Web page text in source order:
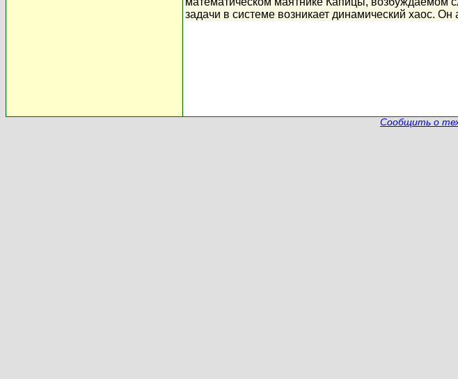
задачи в системе возникает динамический хаос.
Сообщить о